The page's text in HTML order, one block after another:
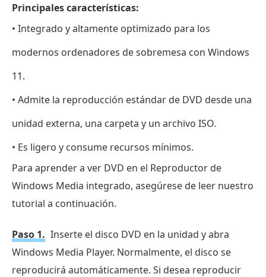
Principales características:
• Integrado y altamente optimizado para los
modernos ordenadores de sobremesa con Windows
11.
• Admite la reproducción estándar de DVD desde una
unidad externa, una carpeta y un archivo ISO.
• Es ligero y consume recursos mínimos.
Para aprender a ver DVD en el Reproductor de
Windows Media integrado, asegúrese de leer nuestro
tutorial a continuación.
Paso 1. Inserte el disco DVD en la unidad y abra
Windows Media Player. Normalmente, el disco se
reproducirá automáticamente. Si desea reproducir